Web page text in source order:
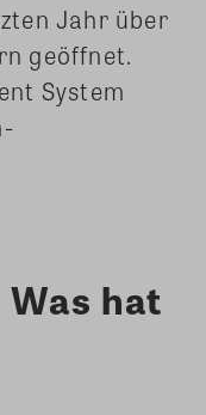
Jahr über
geöffnet.
System
hat